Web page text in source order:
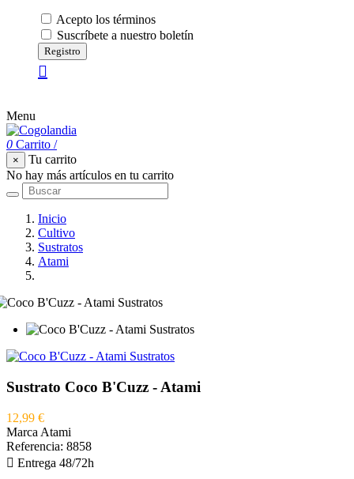
Acepto los términos
Suscríbete a nuestro boletín
Registro
Menu
0 Carrito /
×
Tu carrito
No hay más artículos en tu carrito
Inicio
Cultivo
Sustratos
Atami
Sustrato Coco B'Cuzz - Atami
12,99 €
Marca Atami
Referencia: 8858
 Entrega 48/72h